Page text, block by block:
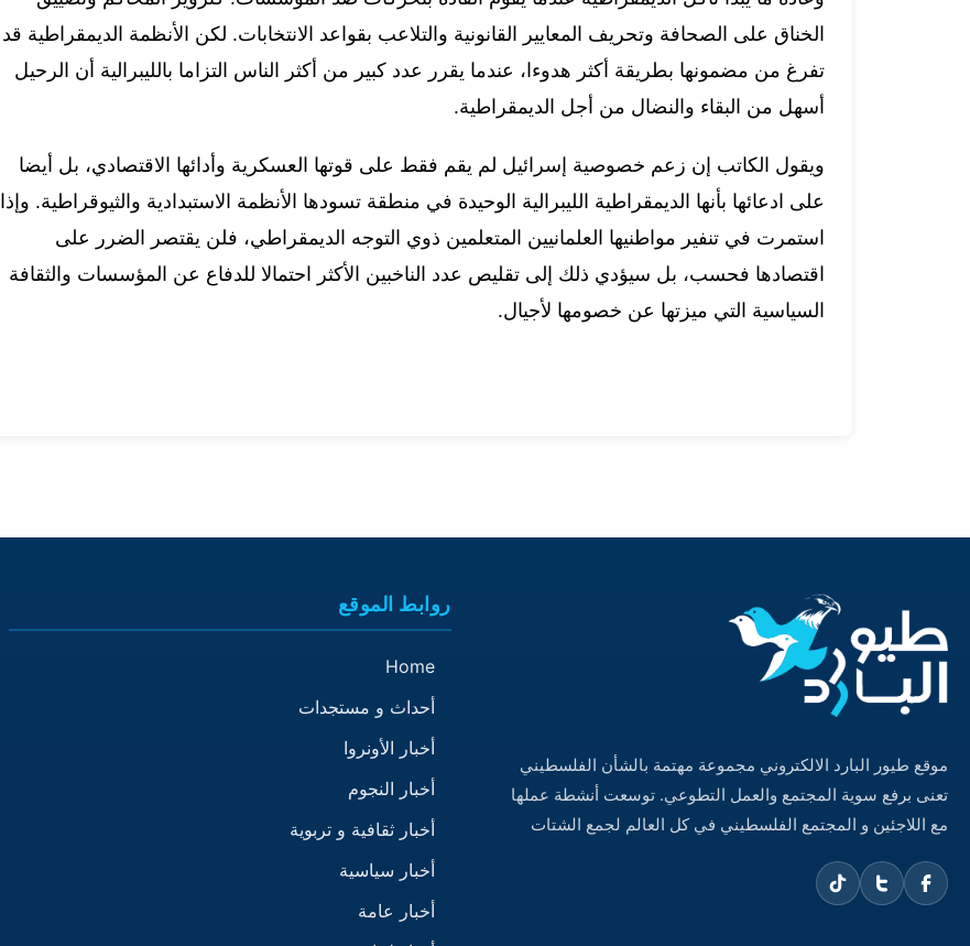
الخناق على الصحافة وتحريف المعايير القانونية والتلاعب بقواعد الانتخابات. لكن الأنظمة الديمقراطية قد
تفرغ من مضمونها بطريقة أكثر هدوءا، عندما يقرر عدد كبير من أكثر الناس التزاما بالليبرالية أن الرحيل
أسهل من البقاء والنضال من أجل الديمقراطية.
ويقول الكاتب إن زعم خصوصية إسرائيل لم يقم فقط على قوتها العسكرية وأدائها الاقتصادي، بل أيضا
على ادعائها بأنها الديمقراطية الليبرالية الوحيدة في منطقة تسودها الأنظمة الاستبدادية والثيوقراطية. وإذا
استمرت في تنفير مواطنيها العلمانيين المتعلمين ذوي التوجه الديمقراطي، فلن يقتصر الضرر على
اقتصادها فحسب، بل سيؤدي ذلك إلى تقليص عدد الناخبين الأكثر احتمالا للدفاع عن المؤسسات والثقافة
السياسية التي ميزتها عن خصومها لأجيال.
موقع طيور البارد الالكتروني مجموعة مهتمة بالشأن الفلسطيني
تعنى برفع سوية المجتمع والعمل التطوعي. توسعت أنشطة عملها
مع اللاجئين و المجتمع الفلسطيني في كل العالم لجمع الشتات
روابط الموقع
Home
أحداث و مستجدات
أخبار الأونروا
أخبار النجوم
أخبار ثقافية و تربوية
أخبار سياسية
أخبار عامة